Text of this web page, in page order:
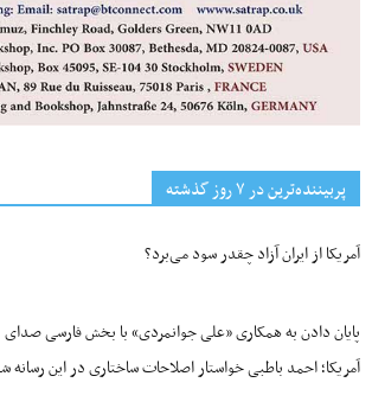
پربیننده‌ترین‌ در ۷ روز گذشته
آمریکا از ایران آزاد چقدر سود می‌برد؟
پایان دادن به همکاری «علی جوانمردی» با بخش فارسی صدای
آمریکا؛ احمد باطبی خواستار اصلاحات ساختاری در این رسانه